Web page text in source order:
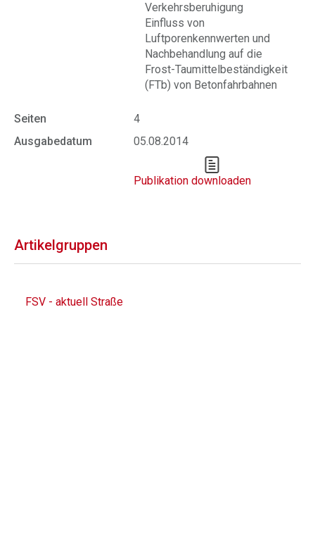
Verkehrsberuhigung
Einfluss von
Luftporenkennwerten und
Nachbehandlung auf die
Frost-Taumittelbeständigkeit
(FTb) von Betonfahrbahnen
Seiten
4
Ausgabedatum
05.08.2014
Publikation downloaden
Artikelgruppen
FSV - aktuell Straße